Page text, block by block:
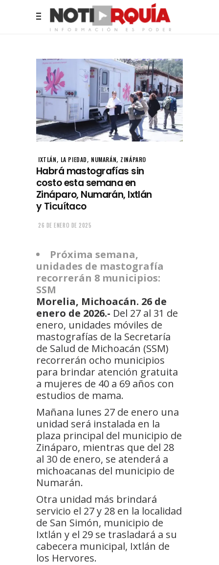
IXTLÁN, LA PIEDAD, NUMARÁN, ZINÁPARO
Habrá mastografías sin
costo esta semana en
Zináparo, Numarán, Ixtlán
y Ticuítaco
26 DE ENERO DE 2025
Próxima semana,
unidades de mastografía
recorrerán 8 municipios:
SSM
Morelia, Michoacán. 26 de
enero de 2026.- Del 27 al 31 de
enero, unidades móviles de
mastografías de la Secretaría
de Salud de Michoacán (SSM)
recorrerán ocho municipios
para brindar atención gratuita
a mujeres de 40 a 69 años con
estudios de mama.
Mañana lunes 27 de enero una
unidad será instalada en la
plaza principal del municipio de
Zináparo, mientras que del 28
al 30 de enero, se atenderá a
michoacanas del municipio de
Numarán.
Otra unidad más brindará
servicio el 27 y 28 en la localidad
de San Simón, municipio de
Ixtlán y el 29 se trasladará a su
cabecera municipal, Ixtlán de
los Hervores.